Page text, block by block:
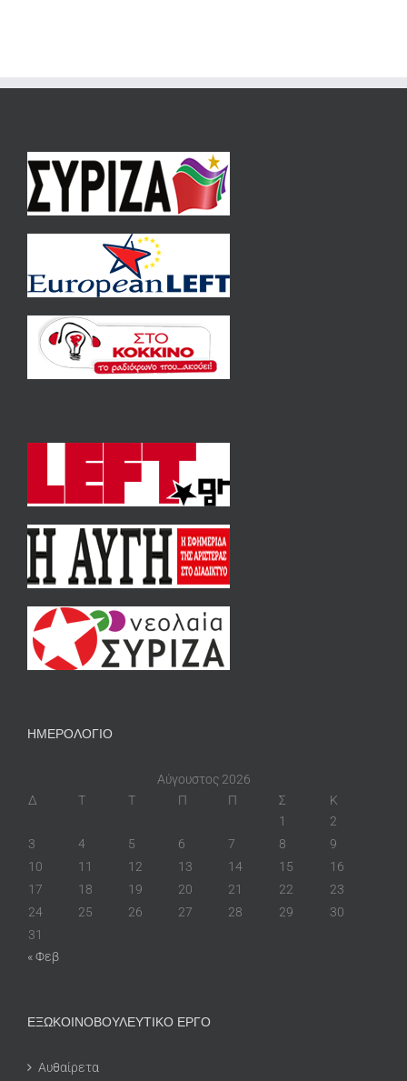
ΗΜΕΡΟΛΟΓΙΟ
Αύγουστος 2026
Δ
Τ Τ Π Π Σ
Κ
1
2
3
4 5 6 7 8
9
10
11 12 13 14 15
16
17
18 19 20 21 22
23
24
25 26 27 28 29
30
31
« Φεβ
ΕΞΩΚΟΙΝΟΒΟΥΛΕΥΤΙΚΟ ΕΡΓΟ
Αυθαίρετα